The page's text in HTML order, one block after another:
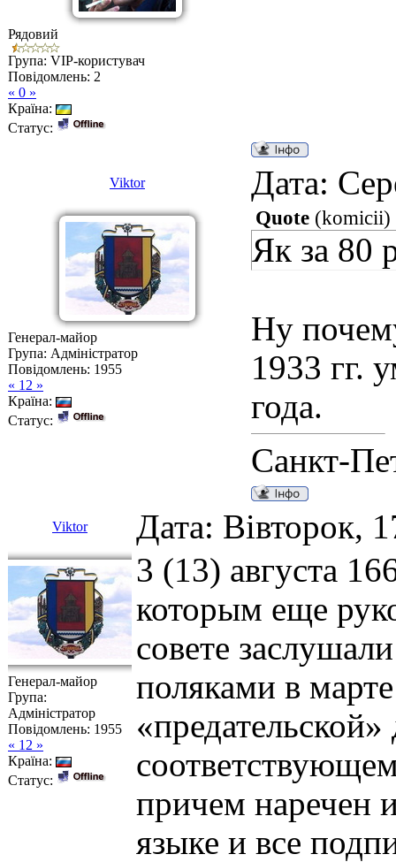
Рядовий
Група: VIP-користувач
Повідомлень: 2
« 0 »
Країна:
Статус:
Viktor Дата:
Генерал-майор
Група: Адміністратор
Повідомлень: 1955
« 12 »
Країна:
Статус:
Quote (komicii)
Як за 80
Ну
1933 гг.
года.
Санкт-
Viktor Дата: Вівторок,
Генерал-майор
Група:
Адміністратор
Повідомлень: 1955
« 12 »
Країна:
Статус:
3 (13) августа
которым еще
совете
поляками в
причем наречен
языке и все